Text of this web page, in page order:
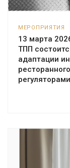
МЕРОПРИЯТИЯ
13 марта
ТПП
адаптации